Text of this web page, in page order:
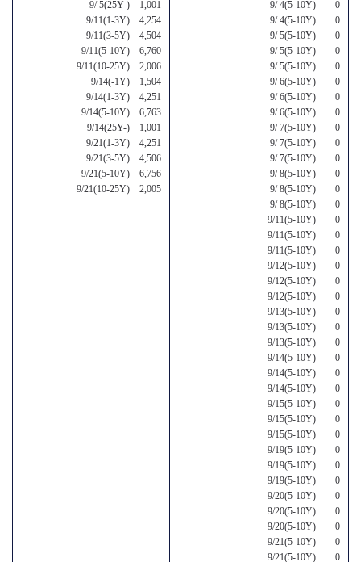
9/ 5(25Y-) 1,001
9/11(1-3Y) 4,254
9/11(3-5Y) 4,504
9/11(5-10Y) 6,760
9/11(10-25Y) 2,006
9/14(-1Y) 1,504
9/14(1-3Y) 4,251
9/14(5-10Y) 6,763
9/14(25Y-) 1,001
9/21(1-3Y) 4,251
9/21(3-5Y) 4,506
9/21(5-10Y) 6,756
9/21(10-25Y) 2,005
9/ 4(5-10Y) 0
9/ 4(5-10Y) 0
9/ 5(5-10Y) 0
9/ 5(5-10Y) 0
9/ 5(5-10Y) 0
9/ 6(5-10Y) 0
9/ 6(5-10Y) 0
9/ 6(5-10Y) 0
9/ 7(5-10Y) 0
9/ 7(5-10Y) 0
9/ 7(5-10Y) 0
9/ 8(5-10Y) 0
9/ 8(5-10Y) 0
9/ 8(5-10Y) 0
9/11(5-10Y) 0
9/11(5-10Y) 0
9/11(5-10Y) 0
9/12(5-10Y) 0
9/12(5-10Y) 0
9/12(5-10Y) 0
9/13(5-10Y) 0
9/13(5-10Y) 0
9/13(5-10Y) 0
9/14(5-10Y) 0
9/14(5-10Y) 0
9/14(5-10Y) 0
9/15(5-10Y) 0
9/15(5-10Y) 0
9/15(5-10Y) 0
9/19(5-10Y) 0
9/19(5-10Y) 0
9/19(5-10Y) 0
9/20(5-10Y) 0
9/20(5-10Y) 0
9/20(5-10Y) 0
9/21(5-10Y) 0
9/21(5-10Y) 0